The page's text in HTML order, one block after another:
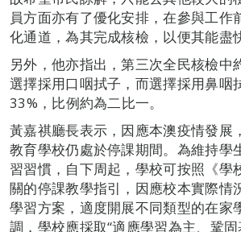
員方面亦有了優化安排，在參與工作
化通道，為其完成核檢，以便其能盡
另外，他亦指出，第三次全民核檢中
選擇採用口咽拭子，而選擇採用鼻咽
33%，比例約為二比一。
黃嘉祺廳長表示，因應本澳疫情發展
教育學校仍處於停課期間。為維持學
習習慣，自下周起，學校可按照《學
關的停課教學指引，因應校本實際情
學習方案，適度開展不同類型的在家
調，學校應採取“適應學習為主、鞏